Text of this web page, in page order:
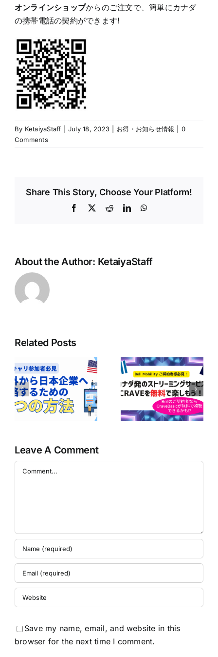
オンラインショップからのご注文で、簡単にカナダ
の携帯電話の契約ができます!
By KetaiyaStaff July 18, 2023 お得・お知らせ情報
0
Comments
Share This Story, Choose Your Platform!
Facebook
X RedditLinkedIn
About the Author: KetaiyaStaff
Related Posts
Bell Mobilityユ
ーザー必見！
CraveのBasicプ
ランが無料で楽
しめるかも！？
【Bell契約者は1
年間無料！】
Perplexity Pro
AIの利用ガイド
Leave A Comment
Comment
Save my name, email, and website in this
browser for the next time I comment.